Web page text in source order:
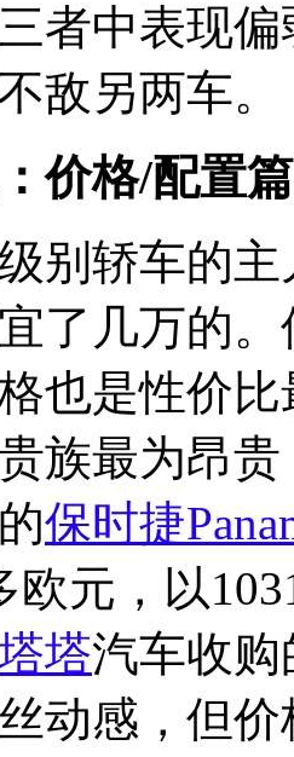
者中表现
敌另两车。
价格/配置篇
别轿车的
了几万的
也是性价
族最为昂
保时捷
欧元，以
塔汽车收购
动感，但